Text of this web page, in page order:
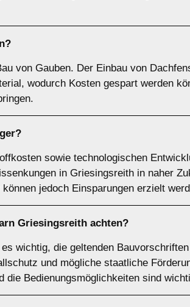
von Gauben. Der Einbau von
wodurch Kosten gespart werden
sowie technologischen
in Griesingsreith in naher
jedoch Einsparungen erzielt
Griesingsreith achten?
wichtig, die geltenden
und mögliche staatliche
die Bedienungsmöglichkeiten sind